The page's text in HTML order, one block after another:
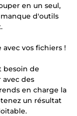
en un seul,
d'outils
vos fichiers !
besoin de
des
en charge la
un résultat